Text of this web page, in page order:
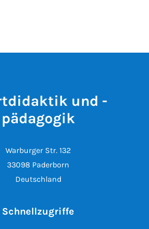
und -
pädagogik
Warburger Str. 132
33098 Paderborn
Deutschland
Schnellzugriffe